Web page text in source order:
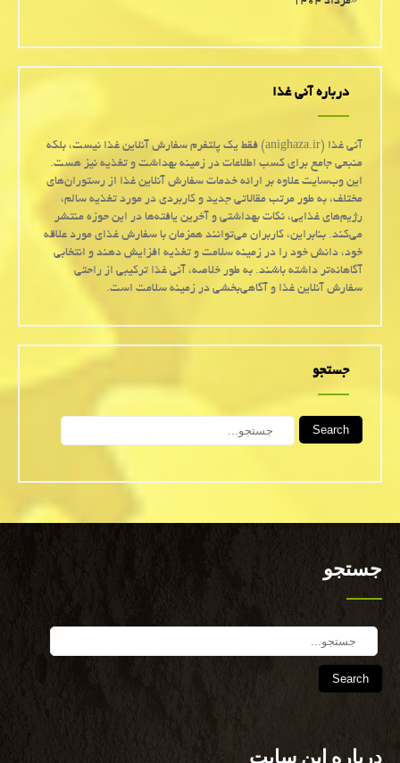
درباره آنی غذا
آنی غذا (anighaza.ir) فقط یک پلتفرم سفارش آنلاین غذا نیست، بلکه
منبعی جامع برای کسب اطلاعات در زمینه بهداشت و تغذیه نیز هست.
این وب‌سایت علاوه بر ارائه خدمات سفارش آنلاین غذا از رستوران‌های
مختلف، به طور مرتب مقالاتی جدید و کاربردی در مورد تغذیه سالم،
رژیم‌های غذایی، نکات بهداشتی و آخرین یافته‌ها در این حوزه منتشر
می‌کند. بنابراین، کاربران می‌توانند همزمان با سفارش غذای مورد علاقه
خود، دانش خود را در زمینه سلامت و تغذیه افزایش دهند و انتخابی
آگاهانه‌تر داشته باشند. به طور خلاصه، آنی غذا ترکیبی از راحتی
سفارش آنلاین غذا و آگاهی‌بخشی در زمینه سلامت است.
جستجو
Search
جستجو
درباره این سایت